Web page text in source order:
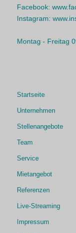
Facebook:
Instagram:
Montag - Freitag
Startseite
Unternehmen
Stellenangebote
Team
Service
Mietangebot
Referenzen
Live-Streaming
Impressum